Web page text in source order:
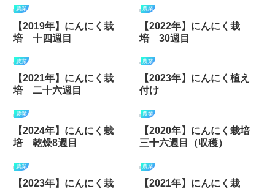
農業
【2019年】にんにく栽
培 十四週目
農業
【2022年】にんにく栽
培 30週目
農業
【2021年】にんにく栽
培 二十六週目
農業
【2023年】にんにく植え
付け
農業
【2024年】にんにく栽
培 乾燥8週目
農業
【2020年】にんにく栽培
三十六週目（収穫）
農業
【2023年】にんにく栽
農業
【2021年】にんにく栽